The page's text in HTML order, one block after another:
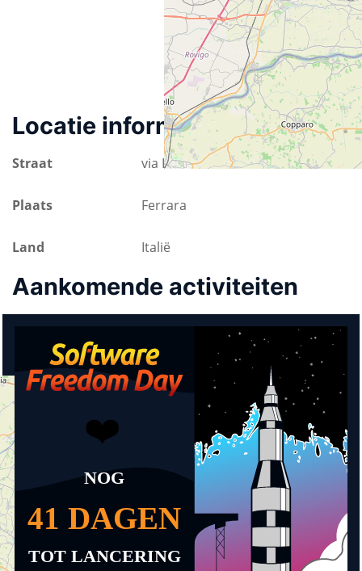
Locatie informatie
Straat via Ravenna 52
Plaats Ferrara
Land Italië
Aankomende activiteiten